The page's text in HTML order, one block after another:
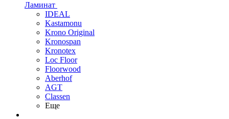
Ламинат
IDEAL
Kastamonu
Krono Original
Kronospan
Kronotex
Loc Floor
Floorwood
Aberhof
AGT
Classen
Еще